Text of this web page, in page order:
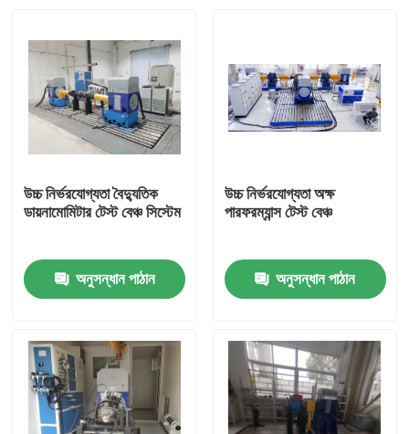
পণ্য
আমাদের সম্বন্ধে
উচ্চ নির্ভরযোগ্যতা বৈদ্যুতিক
ডায়নামোমিটার টেস্ট বেঞ্চ সিস্টেম
অনুসন্ধান পাঠান
উচ্চ নির্ভরযোগ্যতা অক্ষ
পারফরম্যান্স টেস্ট বেঞ্চ
অনুসন্ধান পাঠান